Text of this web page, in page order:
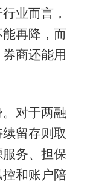
业而言，
再降，而
商还能用
对于两融
留存则取
务、担保
和账户陪